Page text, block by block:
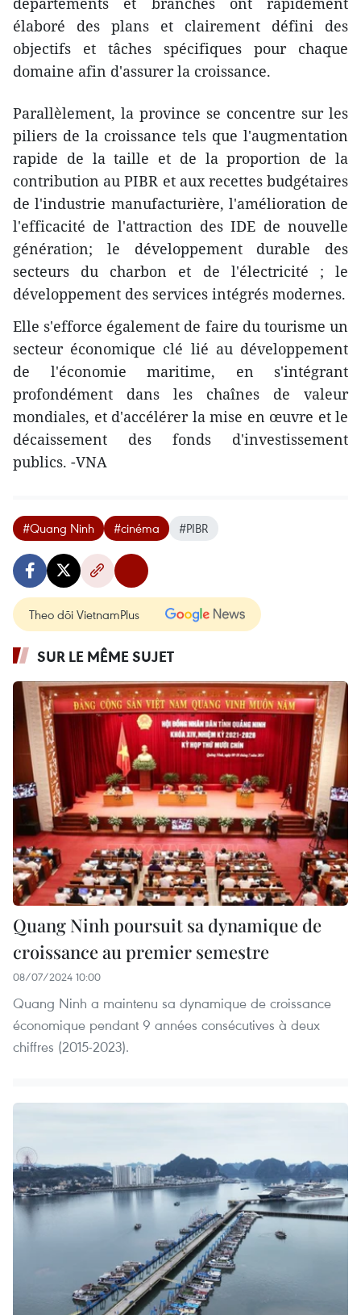
élaboré des plans et clairement défini des
objectifs et tâches spécifiques pour chaque
domaine afin d'assurer la croissance.
Parallèlement, la province se concentre sur les
piliers de la croissance tels que l'augmentation
rapide de la taille et de la proportion de la
contribution au PIBR et aux recettes budgétaires
de l'industrie manufacturière, l'amélioration de
l'efficacité de l'attraction des IDE de nouvelle
génération; le développement durable des
secteurs du charbon et de l'électricité ; le
développement des services intégrés modernes.
Elle s'efforce également de faire du tourisme un
secteur économique clé lié au développement
de l'économie maritime, en s'intégrant
profondément dans les chaînes de valeur
mondiales, et d'accélérer la mise en œuvre et le
décaissement des fonds d'investissement
publics. -VNA
#Quang Ninh #cinéma #PIBR
Theo dõi VietnamPlus
SUR LE MÊME SUJET
Quang Ninh poursuit sa dynamique de
croissance au premier semestre
08/07/2024 10:00
Quang Ninh a maintenu sa dynamique de croissance
économique pendant 9 années consécutives à deux
chiffres (2015-2023).